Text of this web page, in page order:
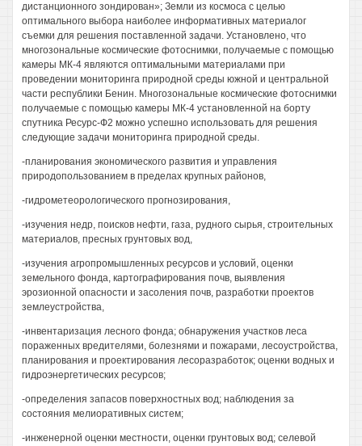
дистанционного зондирован»; Земли из космоса с целью
оптимального выбора наиболее информативных материалог
съемки для решения поставленной задачи. Установлено, что
многозональные космические фотоснимки, получаемые с помощью
камеры МК-4 являются оптимальными материалами при
проведении мониторинга природной среды южной и центральной
части республики Бенин. Многозональные космические фотоснимки
получаемые с помощью камеры МК-4 установленной на борту
спутника Ресурс-Ф2 можно успешно использовать для решения
следующие задачи мониторинга природной среды.
-планирования экономического развития и управления
природопользованием в пределах крупных районов,
-гидрометеорологического прогнозирования,
-изучения недр, поисков нефти, газа, рудного сырья, строительных
материалов, пресных грунтовых вод,
-изучения агропромышленных ресурсов и условий, оценки
земельного фонда, картографирования почв, выявления
эрозионной опасности и засоления почв, разработки проектов
землеустройства,
-инвентаризация лесного фонда; обнаружения участков леса
пораженных вредителями, болезнями и пожарами, лесоустройства,
планирования и проектирования лесоразработок; оценки водных и
гидроэнергетических ресурсов;
-определения запасов поверхностных вод; наблюдения за
состояния мелиоративных систем;
-инженерной оценки местности, оценки грунтовых вод; селевой